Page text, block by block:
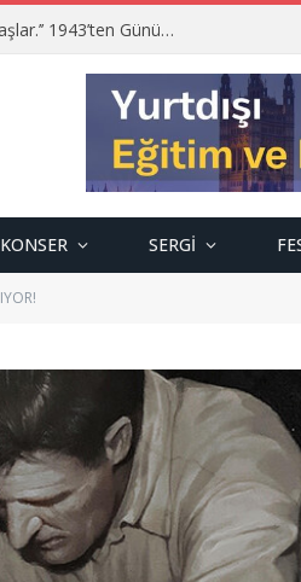
‘’İnsanın insan olma boyutu güzel sanatlarla başlar.’’ 1943’ten Günümüze; Mehmet Zeki Kuşoğlu…
KONSER SERGI